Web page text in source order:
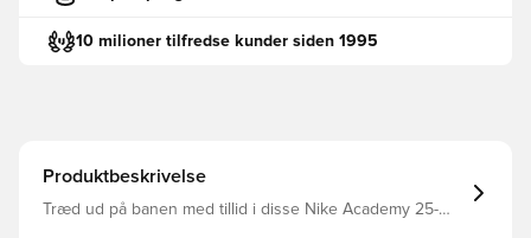
10 milioner tilfredse kunder siden 1995
Produktbeskrivelse
Træd ud på banen med tillid i disse Nike Academy 25-